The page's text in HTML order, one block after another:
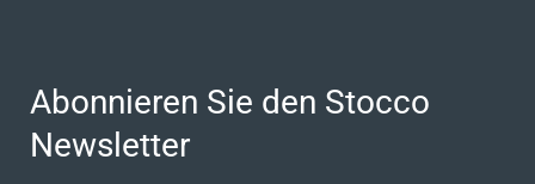
Abonnieren Sie den Stocco
Newsletter